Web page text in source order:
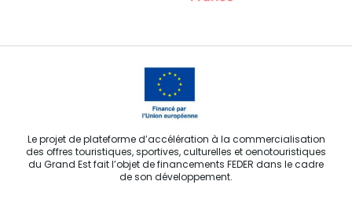
Le projet de plateforme d’accélération à la commercialisation
des offres touristiques, sportives, culturelles et oenotouristiques
du Grand Est fait l’objet de financements FEDER dans le cadre
de son développement.